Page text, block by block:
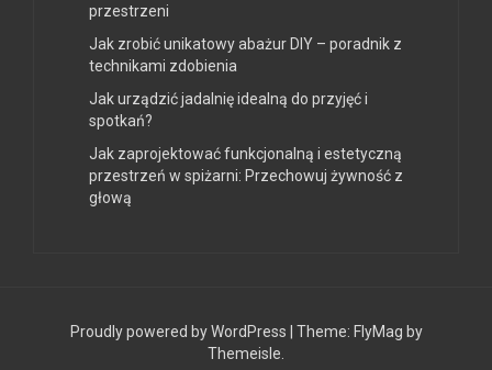
przestrzeni
Jak zrobić unikatowy abażur DIY – poradnik z
technikami zdobienia
Jak urządzić jadalnię idealną do przyjęć i
spotkań?
Jak zaprojektować funkcjonalną i estetyczną
przestrzeń w spiżarni: Przechowuj żywność z
głową
Proudly powered by WordPress Theme: FlyMag by
Themeisle.